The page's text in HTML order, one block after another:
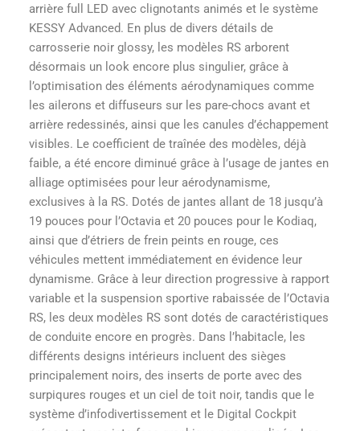
arrière full LED avec clignotants animés et le système
KESSY Advanced. En plus de divers détails de
carrosserie noir glossy, les modèles RS arborent
désormais un look encore plus singulier, grâce à
l’optimisation des éléments aérodynamiques comme
les ailerons et diffuseurs sur les pare-chocs avant et
arrière redessinés, ainsi que les canules d’échappement
visibles. Le coefficient de traînée des modèles, déjà
faible, a été encore diminué grâce à l’usage de jantes en
alliage optimisées pour leur aérodynamisme,
exclusives à la RS. Dotés de jantes allant de 18 jusqu’à
19 pouces pour l’Octavia et 20 pouces pour le Kodiaq,
ainsi que d’étriers de frein peints en rouge, ces
véhicules mettent immédiatement en évidence leur
dynamisme. Grâce à leur direction progressive à rapport
variable et la suspension sportive rabaissée de l’Octavia
RS, les deux modèles RS sont dotés de caractéristiques
de conduite encore en progrès. Dans l’habitacle, les
différents designs intérieurs incluent des sièges
principalement noirs, des inserts de porte avec des
surpiqures rouges et un ciel de toit noir, tandis que le
système d’infodivertissement et le Digital Cockpit